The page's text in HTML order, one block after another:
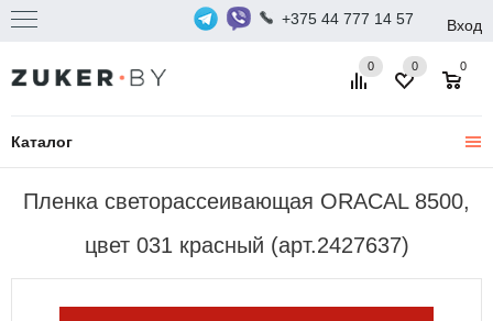
+375 44 777 14 57 Вход
Каталог
0 0
0
Пленка светорассеивающая ORACAL 8500,
цвет 031 красный (арт.2427637)